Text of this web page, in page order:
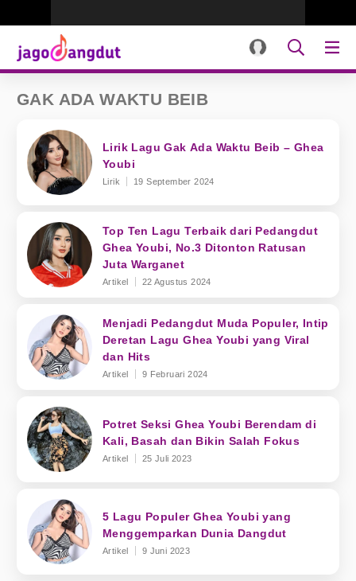
GAK ADA WAKTU BEIB
Lirik Lagu Gak Ada Waktu Beib – Ghea
Youbi
Lirik 19 September 2024
Top Ten Lagu Terbaik dari Pedangdut
Ghea Youbi, No.3 Ditonton Ratusan
Juta Warganet
Artikel 22 Agustus 2024
Menjadi Pedangdut Muda Populer, Intip
Deretan Lagu Ghea Youbi yang Viral
dan Hits
Artikel 9 Februari 2024
Potret Seksi Ghea Youbi Berendam di
Kali, Basah dan Bikin Salah Fokus
Artikel 25 Juli 2023
5 Lagu Populer Ghea Youbi yang
Menggemparkan Dunia Dangdut
Artikel 9 Juni 2023